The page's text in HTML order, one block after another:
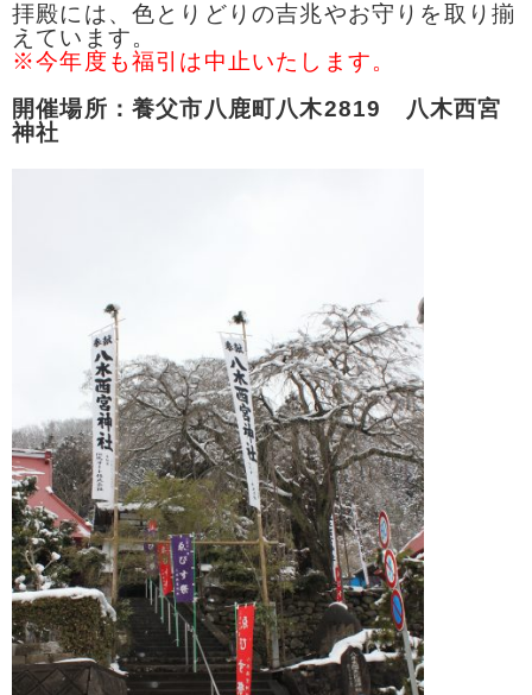
拝殿には、色とりどりの吉兆やお守りを取り揃
えています。
※今年度も福引は中止いたします。
開催場所：養父市八鹿町八木2819 八木西宮
神社